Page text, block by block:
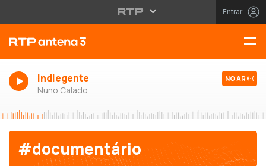
Entrar
Indiegente
Nuno Calado
NO AR
#documentário